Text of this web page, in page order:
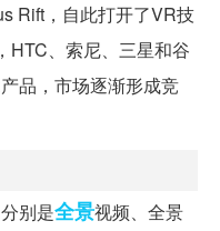
Rift，自此打开了VR技
HTC、索尼、三星和谷
品，市场逐渐形成竞
别是全景视频、全景